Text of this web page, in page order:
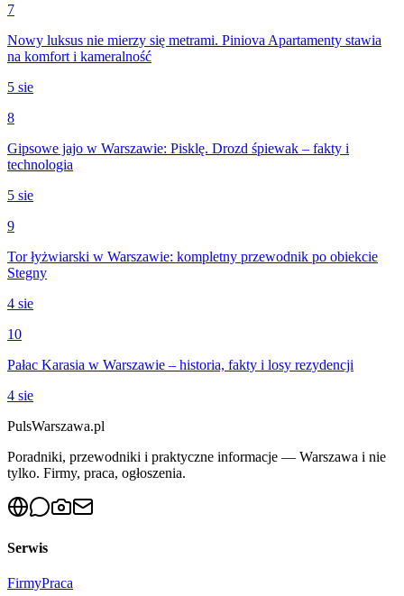
7
Nowy luksus nie mierzy się metrami. Piniova Apartamenty stawia
na komfort i kameralność
5 sie
8
Gipsowe jajo w Warszawie: Pisklę. Drozd śpiewak – fakty i
technologia
5 sie
9
Tor łyżwiarski w Warszawie: kompletny przewodnik po obiekcie
Stegny
4 sie
10
Pałac Karasia w Warszawie – historia, fakty i losy rezydencji
4 sie
PulsWarszawa.pl
Poradniki, przewodniki i praktyczne informacje — Warszawa i nie
tylko. Firmy, praca, ogłoszenia.
Serwis
FirmyPraca